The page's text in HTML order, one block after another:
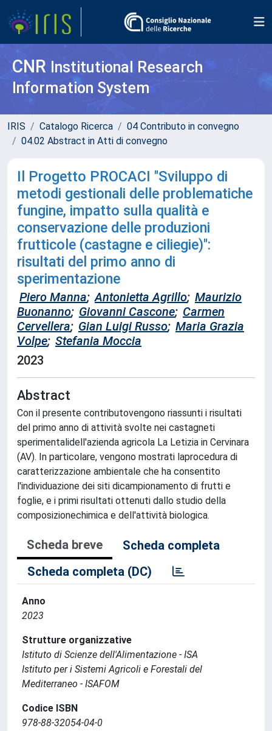
CNR Institutional Research
Information System
IRIS Catalogo Ricerca
04 Contributo in convegno
04.02 Abstract in Atti di convegno
Il Progetto PROCACI "Sviluppo di
metodi gestionali delle problematiche
fungine, impatto sulla qualità e
conservazione delle produzioni
frutticole (castagne e ciliegie)":
risultati del primo anno di
sperimentazione
Piero Manna; Antonietta Agrillo; Maurizio
Buonanno; Giovanni Cascone; Carmen
Cervellera; Gian Luigi Russo; Maria Grazia
Volpe; Stefania Moccia
2023
Abstract
Con il presente contributovengono riassunti i risultati
del primo anno di attività svolte nei castagneti
sperimentalidell'azienda agricola La Letizia in Cervinara
(AV). In particolare, vengono mostrati laprocedura di
caratterizzazione ambientale che ha consentito
l'individuazione dei siti dicampionamento di frutti e
foglie, e i primi risultati ottenuti dallo studio della
composizionechimica e dell'attività biologica.
Scheda breve
Scheda completa
Scheda completa (DC)
Anno
2023
Strutture organizzative
Istituto di Scienze dell'Alimentazione - ISA
Istituto per i Sistemi Agricoli e Forestali del
Mediterraneo - ISAFOM
Codice ISBN
978-88-32054-04-0